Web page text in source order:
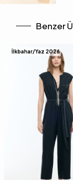
Benzer
İlkbahar/Yaz 2026